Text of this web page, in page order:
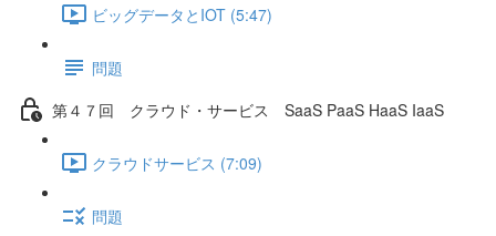
ビッグデータとIOT (5:47)
問題
第４７回 クラウド・サービス SaaS PaaS HaaS IaaS
クラウドサービス (7:09)
問題